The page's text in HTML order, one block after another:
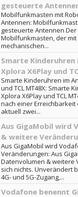
gesteuerte
Mobilfunkmasten mit
Antennen:
gesteuerte Antennen
Mobilfunkmasten, der
mechanischen...
Smarte
Xplora X6Play und
Smarte Kinderuhren im
und TCL MT48X: Smarte
Xplora X6Play und TCL
nach einer
aktuell zwei...
Aus GigaMobil wird
& weitere
Aus GigaMobil wird
Veränderungen: Aus
Datenvolumen & weitere
sich nichts. Unverändert
4G- und 5G-Zugang,...
Vodafone benennt